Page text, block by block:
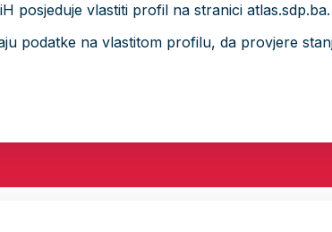
posjeduje vlastiti profil na stranici atlas.sdp.ba.
podatke na vlastitom profilu, da provjere